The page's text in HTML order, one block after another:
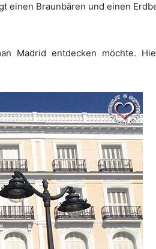
einen Braunbären und einen
Madrid entdecken möchte.